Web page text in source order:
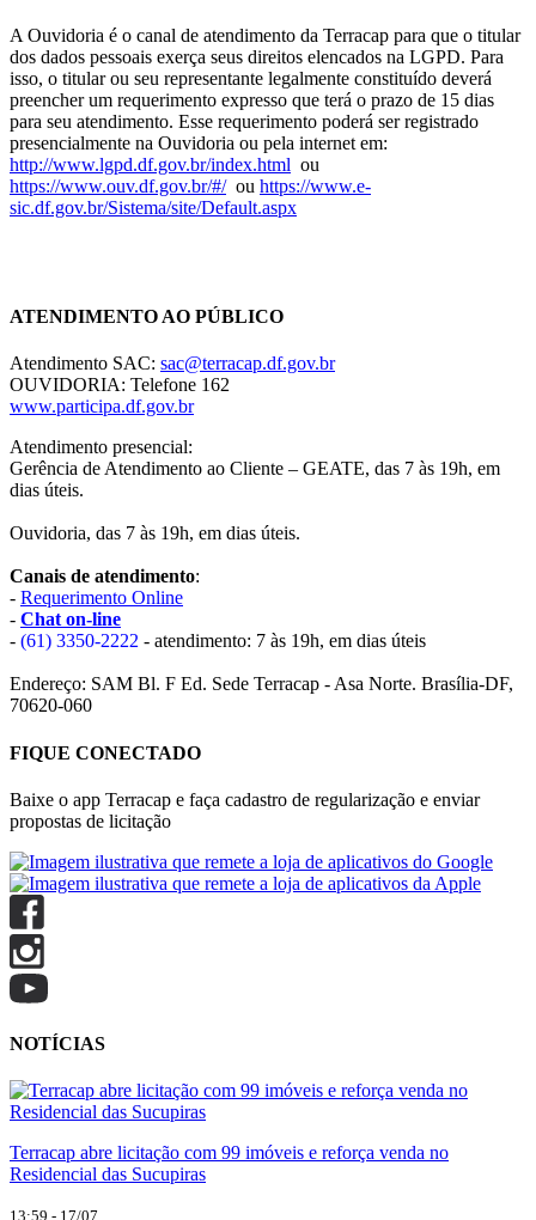
A Ouvidoria é o canal de atendimento da Terracap para que o titular
dos dados pessoais exerça seus direitos elencados na LGPD. Para
isso, o titular ou seu representante legalmente constituído deverá
preencher um requerimento expresso que terá o prazo de 15 dias
para seu atendimento. Esse requerimento poderá ser registrado
presencialmente na Ouvidoria ou pela internet em:
http://www.lgpd.df.gov.br/index.html ou
https://www.ouv.df.gov.br/#/ou https://www.e-
sic.df.gov.br/Sistema/site/Default.aspx
ATENDIMENTO AO PÚBLICO
Atendimento SAC: sac@terracap.df.gov.br
OUVIDORIA: Telefone 162
www.participa.df.gov.br
Atendimento presencial:
Gerência de Atendimento ao Cliente – GEATE, das 7 às 19h, em
dias úteis.
Ouvidoria, das 7 às 19h, em dias úteis.
Canais de atendimento:
- Requerimento Online
- Chat on-line
- (61) 3350-2222 - atendimento: 7 às 19h, em dias úteis
Endereço: SAM Bl. F Ed. Sede Terracap - Asa Norte. Brasília-DF,
70620-060
FIQUE CONECTADO
Baixe o app Terracap e faça cadastro de regularização e enviar
propostas de licitação
NOTÍCIAS
Terracap abre licitação com 99 imóveis e reforça venda no
Residencial das Sucupiras
13:59 - 17/07